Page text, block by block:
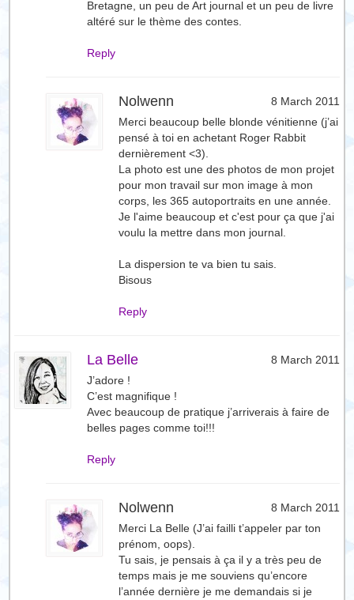
Bretagne, un peu de Art journal et un peu de livre
altéré sur le thème des contes.
Reply
Nolwenn
8 March 2011
Merci beaucoup belle blonde vénitienne (j’ai
pensé à toi en achetant Roger Rabbit
dernièrement <3).
La photo est une des photos de mon projet
pour mon travail sur mon image à mon
corps, les 365 autoportraits en une année.
Je l'aime beaucoup et c'est pour ça que j'ai
voulu la mettre dans mon journal.
La dispersion te va bien tu sais.
Bisous
Reply
La Belle
8 March 2011
J’adore !
C’est magnifique !
Avec beaucoup de pratique j’arriverais à faire de
belles pages comme toi!!!
Reply
Nolwenn
8 March 2011
Merci La Belle (J’ai failli t’appeler par ton
prénom, oops).
Tu sais, je pensais à ça il y a très peu de
temps mais je me souviens qu’encore
l’année dernière je me demandais si je